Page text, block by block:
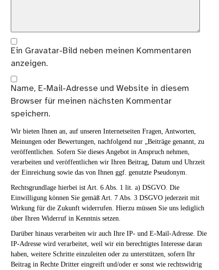
Ein Gravatar-Bild neben meinen Kommentaren
anzeigen.
Name, E-Mail-Adresse und Website in diesem
Browser für meinen nächsten Kommentar
speichern.
Wir bieten Ihnen an, auf unseren Internetseiten Fragen, Antworten,
Meinungen oder Bewertungen, nachfolgend nur „Beiträge genannt, zu
veröffentlichen. Sofern Sie dieses Angebot in Anspruch nehmen,
verarbeiten und veröffentlichen wir Ihren Beitrag, Datum und Uhrzeit
der Einreichung sowie das von Ihnen ggf. genutzte Pseudonym.
Rechtsgrundlage hierbei ist Art. 6 Abs. 1 lit. a) DSGVO. Die
Einwilligung können Sie gemäß Art. 7 Abs. 3 DSGVO jederzeit mit
Wirkung für die Zukunft widerrufen. Hierzu müssen Sie uns lediglich
über Ihren Widerruf in Kenntnis setzen.
Darüber hinaus verarbeiten wir auch Ihre IP- und E-Mail-Adresse. Die
IP-Adresse wird verarbeitet, weil wir ein berechtigtes Interesse daran
haben, weitere Schritte einzuleiten oder zu unterstützen, sofern Ihr
Beitrag in Rechte Dritter eingreift und/oder er sonst wie rechtswidrig